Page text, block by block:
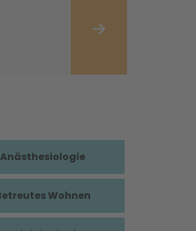
Anästhesiologie
Wohnen